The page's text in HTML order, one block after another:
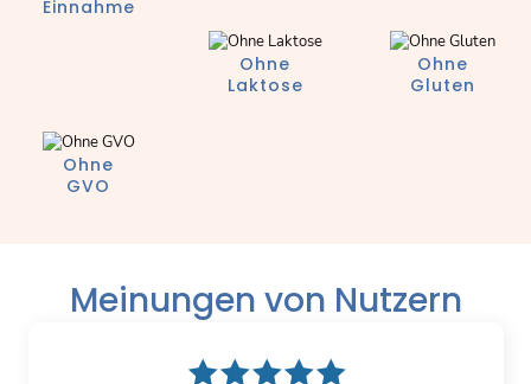
Einnahme
Ohne
Laktose
Ohne
Gluten
Ohne
GVO
Meinungen von Nutzern